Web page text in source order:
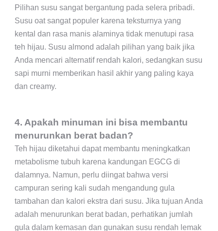
Pilihan susu sangat bergantung pada selera pribadi.
Susu oat sangat populer karena teksturnya yang
kental dan rasa manis alaminya tidak menutupi rasa
teh hijau. Susu almond adalah pilihan yang baik jika
Anda mencari alternatif rendah kalori, sedangkan susu
sapi murni memberikan hasil akhir yang paling kaya
dan creamy.
4. Apakah minuman ini bisa membantu
menurunkan berat badan?
Teh hijau diketahui dapat membantu meningkatkan
metabolisme tubuh karena kandungan EGCG di
dalamnya. Namun, perlu diingat bahwa versi
campuran sering kali sudah mengandung gula
tambahan dan kalori ekstra dari susu. Jika tujuan Anda
adalah menurunkan berat badan, perhatikan jumlah
gula dalam kemasan dan gunakan susu rendah lemak